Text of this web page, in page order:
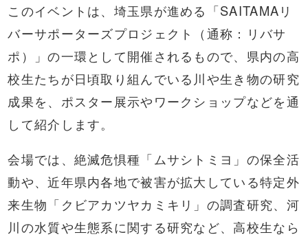
このイベントは、埼玉県が進める「SAITAMAリ
バーサポーターズプロジェクト（通称：リバサ
ポ）」の一環として開催されるもので、県内の高
校生たちが日頃取り組んでいる川や生き物の研究
成果を、ポスター展示やワークショップなどを通
して紹介します。
会場では、絶滅危惧種「ムサシトミヨ」の保全活
動や、近年県内各地で被害が拡大している特定外
来生物「クビアカツヤカミキリ」の調査研究、河
川の水質や生態系に関する研究など、高校生なら